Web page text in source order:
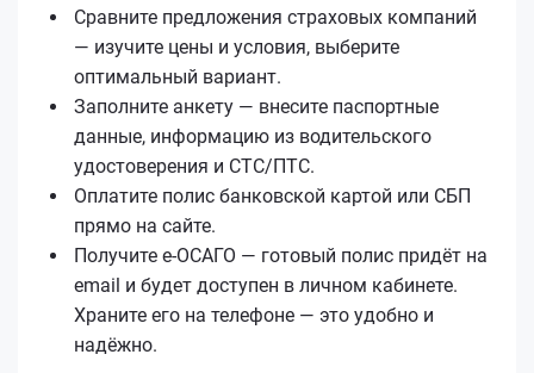
Сравните предложения страховых компаний
— изучите цены и условия, выберите
оптимальный вариант.
Заполните анкету — внесите паспортные
данные, информацию из водительского
удостоверения и СТС/ПТС.
Оплатите полис банковской картой или СБП
прямо на сайте.
Получите е‑ОСАГО — готовый полис придёт на
email и будет доступен в личном кабинете.
Храните его на телефоне — это удобно и
надёжно.